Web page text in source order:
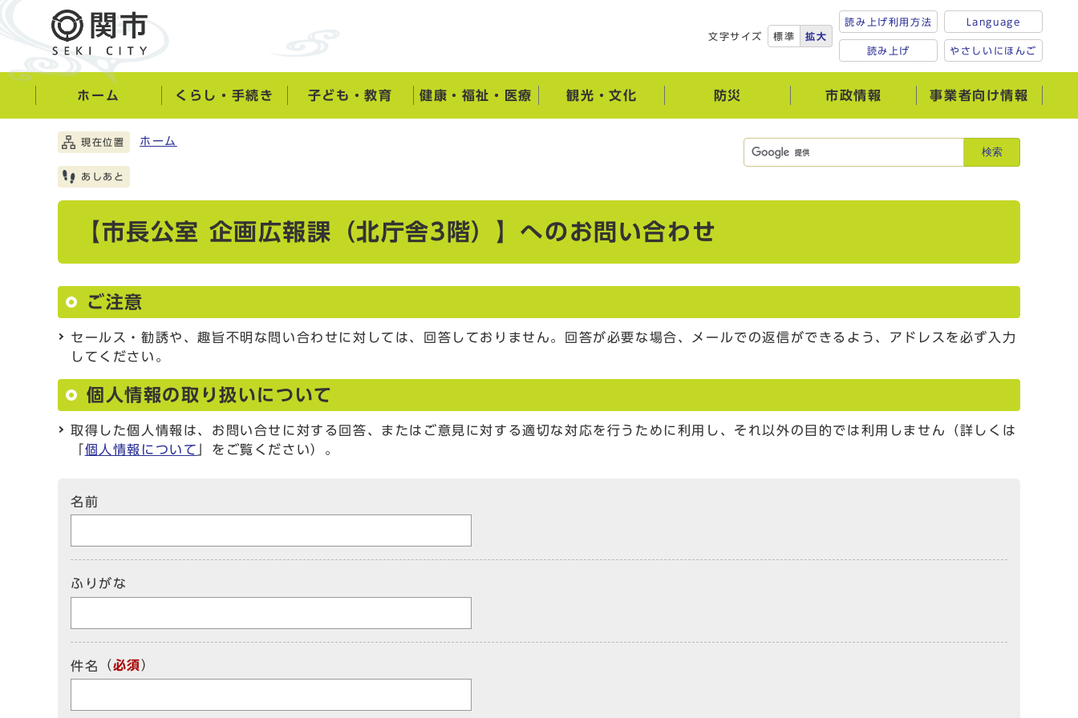
文字サイズ 標準 拡大
読み上げ利用方法
読み上げ
Language
やさしいにほんご
ホーム くらし・手続き 子ども・教育 健康・福祉・医療 観光・文化 防災 市政情報 事業者向け情報
検索
現在位置 ホーム
あしあと
【市長公室 企画広報課（北庁舎3階）】へのお問い合わせ
ご注意
セールス・勧誘や、趣旨不明な問い合わせに対しては、回答しておりません。回答が必要な場合、メールでの返信ができるよう、アドレスを必ず入力
してください。
個人情報の取り扱いについて
取得した個人情報は、お問い合せに対する回答、またはご意見に対する適切な対応を行うために利用し、それ以外の目的では利用しません（詳しくは
個人情報について 」をご覧ください）。
名前
ふりがな
件名 （必須）